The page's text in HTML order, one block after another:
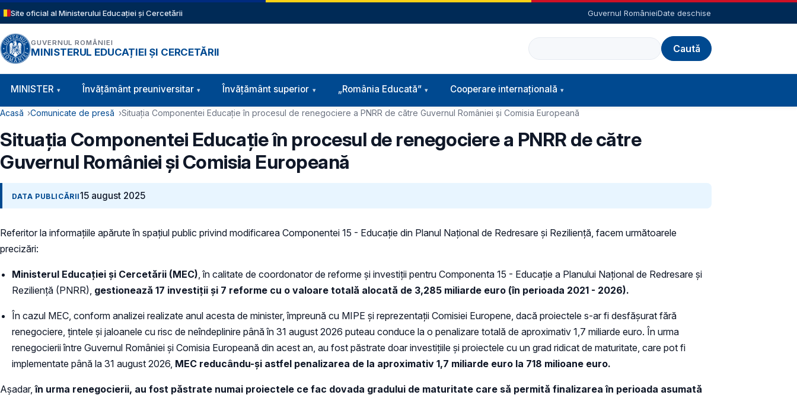
Sari la conținutul principal
Site oficial al Ministerului Educației și Cercetării Guvernul RomânieiDate deschise
GUVERNUL ROMÂNIEI
MINISTERUL EDUCAȚIEI ȘI CERCETĂRII
Caută
Navigație principală
MINISTER Învăţământ preuniversitar Învățământ superior „România Educată” Cooperare internațională
Cale de navigare
Acasă Comunicate de presă Situația Componentei Educație în procesul de renegociere a PNRR de către Guvernul României și Comisia Europeană
Situația Componentei Educație în procesul de renegociere a PNRR de către
Guvernul României și Comisia Europeană
DATA PUBLICĂRII15 august 2025
Referitor la informațiile apărute în spațiul public privind modificarea Componentei 15 - Educație din Planul Național de Redresare și Reziliență, facem următoarele
precizări:
Ministerul Educației și Cercetării (MEC), în calitate de coordonator de reforme și investiții pentru Componenta 15 - Educație a Planului Național de Redresare și
Reziliență (PNRR), gestionează 17 investiții și 7 reforme cu o valoare totală alocată de 3,285 miliarde euro (în perioada 2021 - 2026).
În cazul MEC, conform analizei realizate anul acesta de minister, împreună cu MIPE și reprezentații Comisiei Europene, dacă proiectele s-ar fi desfășurat fără
renegociere, țintele și jaloanele cu risc de neîndeplinire până în 31 august 2026 puteau conduce la o penalizare totală de aproximativ 1,7 miliarde euro. În urma
renegocierii între Guvernul României și Comisia Europeană din acest an, au fost păstrate doar investițiile și proiectele cu un grad ridicat de maturitate, care pot fi
implementate până la 31 august 2026, MEC reducându-și astfel penalizarea de la aproximativ 1,7 miliarde euro la 718 milioane euro.
Așadar,în urma renegocierii, au fost păstrate numai proiectele ce fac dovada gradului de maturitate care să permită finalizarea în perioada asumată